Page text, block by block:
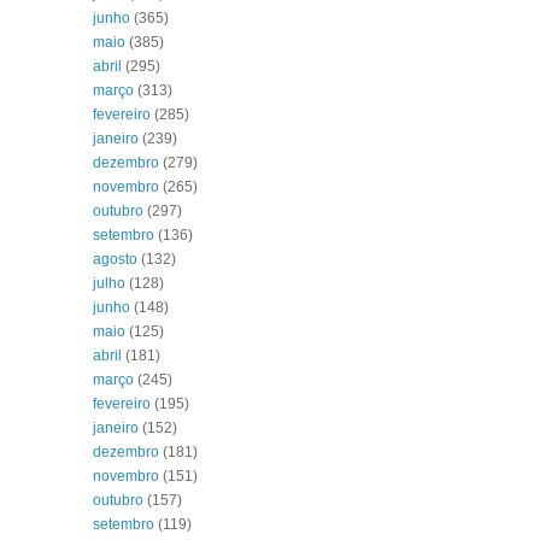
junho (365)
maio (385)
abril (295)
março (313)
fevereiro (285)
janeiro (239)
dezembro (279)
novembro (265)
outubro (297)
setembro (136)
agosto (132)
julho (128)
junho (148)
maio (125)
abril (181)
março (245)
fevereiro (195)
janeiro (152)
dezembro (181)
novembro (151)
outubro (157)
setembro (119)